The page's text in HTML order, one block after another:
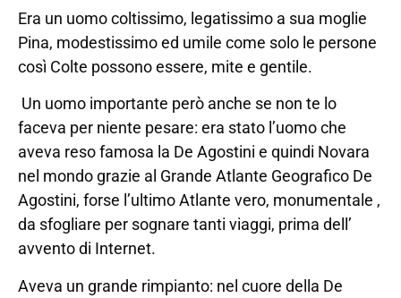
Era un uomo coltissimo, legatissimo a sua moglie
Pina, modestissimo ed umile come solo le persone
così Colte possono essere, mite e gentile.
Un uomo importante però anche se non te lo
faceva per niente pesare: era stato l’uomo che
aveva reso famosa la De Agostini e quindi Novara
nel mondo grazie al Grande Atlante Geografico De
Agostini, forse l’ultimo Atlante vero, monumentale ,
da sfogliare per sognare tanti viaggi, prima dell’
avvento di Internet.
Aveva un grande rimpianto: nel cuore della De